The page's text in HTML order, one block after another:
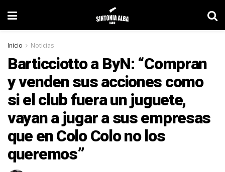
Inicio Noticias
Barticciotto a ByN: “Compran
y venden sus acciones como
si el club fuera un juguete,
vayan a jugar a sus empresas
que en Colo Colo no los
queremos”